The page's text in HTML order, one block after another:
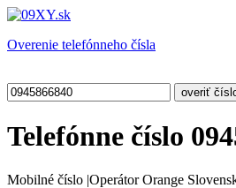
Overenie telefónneho čísla
Telefónne číslo
Mobilné číslo |Operátor Orange